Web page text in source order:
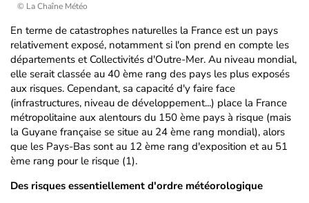
© La Chaîne Météo
En terme de catastrophes naturelles la France est un pays
relativement exposé, notamment si l'on prend en compte les
départements et Collectivités d'Outre-Mer. Au niveau mondial,
elle serait classée au 40 ème rang des pays les plus exposés
aux risques. Cependant, sa capacité d'y faire face
(infrastructures, niveau de développement...) place la France
métropolitaine aux alentours du 150 ème pays à risque (mais
la Guyane française se situe au 24 ème rang mondial), alors
que les Pays-Bas sont au 12 ème rang d'exposition et au 51
ème rang pour le risque (1).
Des risques essentiellement d'ordre météorologique